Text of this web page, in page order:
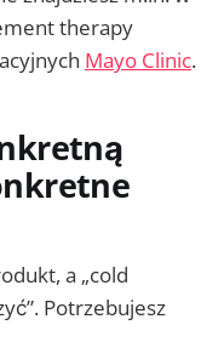
therapy
Mayo Clinic.
a „cold
Potrzebujesz